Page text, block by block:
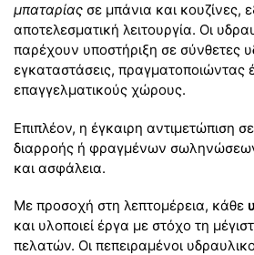
μπαταρίας σε μπάνια και κουζίνες,
αποτελεσματική λειτουργία. Οι
παρέχουν υποστήριξη σε σύνθετες
εγκαταστάσεις, πραγματοποιώντας
επαγγελματικούς χώρους.
Επιπλέον, η έγκαιρη αντιμετώπιση
διαρροής ή φραγμένων σωληνώσεων
και ασφάλεια.
Με προσοχή στη λεπτομέρεια, κάθε
και υλοποιεί έργα με στόχο τη
πελατών. Οι πεπειραμένοι